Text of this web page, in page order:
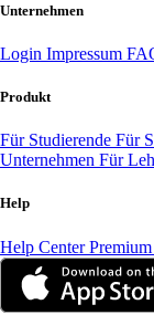
Unternehmen
Login Impressum
Produkt
Für Studierende Für
Unternehmen Für
Help
Help Center